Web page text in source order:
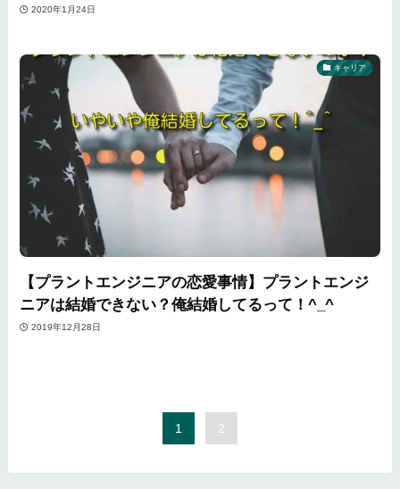
2020年1月24日
キャリア
【プラントエンジニアの恋愛事情】プラントエンジ
ニアは結婚できない？俺結婚してるって！^_^
2019年12月28日
1 2